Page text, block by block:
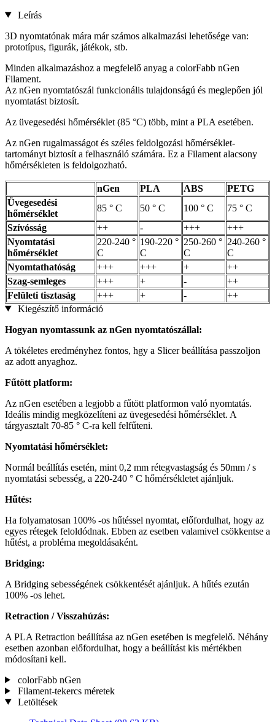
Leírás
3D nyomtatónak mára már számos alkalmazási lehetősége van:
prototípus, figurák, játékok, stb.
Minden alkalmazáshoz a megfelelő anyag a colorFabb nGen
Filament.
Az nGen nyomtatószál funkcionális tulajdonságú és meglepően jól
nyomtatást biztosít.
Az üvegesedési hőmérséklet (85 °C) több, mint a PLA esetében.
Az nGen rugalmasságot és széles feldolgozási hőmérséklet-
tartományt biztosít a felhasználó számára. Ez a Filament alacsony
hőmérsékleten is feldolgozható.
nGen PLA ABS
PETG
Üvegesedési
hőmérséklet
85 ° C 50 ° C 100 ° C
75 ° C
Szívósság
++ - +++
+++
Nyomtatási
hőmérséklet
220-240 °
C
190-220 °
C
250-260 °
C
240-260 °
C
Nyomtathatóság
+++ +++ +
++
Szag-semleges
+++ + -
++
Felületi tisztaság
+++ + -
++
Kiegészítő információ
Hogyan nyomtassunk az nGen nyomtatószállal:
A tökéletes eredményhez fontos, hgy a Slicer beállítása passzoljon
az adott anyaghoz.
Fűtött platform:
Az nGen esetében a legjobb a fűtött platformon való nyomtatás.
Ideális mindig megközelíteni az üvegesedési hőmérséklet. A
tárgyasztalt 70-85 ° C-ra kell felfűteni.
Nyomtatási hőmérséklet:
Normál beállítás esetén, mint 0,2 mm rétegvastagság és 50mm / s
nyomtatási sebesség, a 220-240 ° C hőmérsékletet ajánljuk.
Hűtés:
Ha folyamatosan 100% -os hűtéssel nyomtat, előfordulhat, hogy az
egyes rétegek feloldódnak. Ebben az esetben valamivel csökkentse a
hűtést, a probléma megoldásaként.
Bridging:
A Bridging sebességének csökkentését ajánljuk. A hűtés ezután
100% -os lehet.
Retraction / Visszahúzás:
A PLA Retraction beállítása az nGen esetében is megfelelő. Néhány
esetben azonban előfordulhat, hogy a beállítást kis mértékben
módosítani kell.
colorFabb nGen
Filament-tekercs méretek
Letöltések